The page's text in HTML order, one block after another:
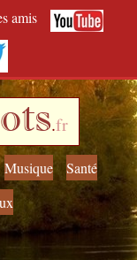
amis
.fr
Musique
Santé